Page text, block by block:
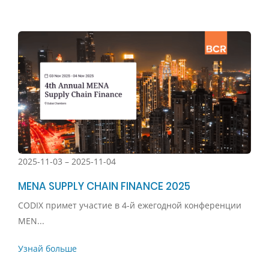
2025-11-03 – 2025-11-04
MENA SUPPLY CHAIN FINANCE 2025
CODIX примет участие в 4-й ежегодной конференции
MEN...
Узнай больше